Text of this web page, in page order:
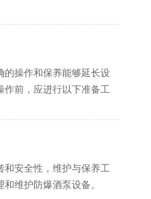
的操作和保养能够延长设
作前，应进行以下准备工
和安全性，维护与保养工
维护防爆酒泵设备。